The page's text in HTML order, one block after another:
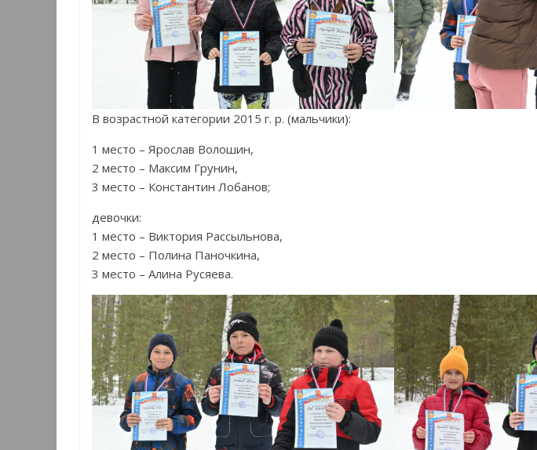
В возрастной категории 2015 г. р. (мальчики):
1 место – Ярослав Волошин,
2 место – Максим Грунин,
3 место – Константин Лобанов;
девочки:
1 место – Виктория Рассыльнова,
2 место – Полина Паночкина,
3 место – Алина Русяева.